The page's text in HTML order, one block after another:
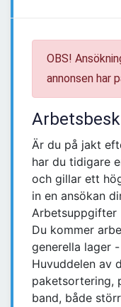
OBS!
annonsen har
Är du på jakt
har du tidigare
och gillar ett
in en ansökan
Arbetsuppgifter
Du kommer
generella lager
Huvuddelen av
paketsortering,
band, både